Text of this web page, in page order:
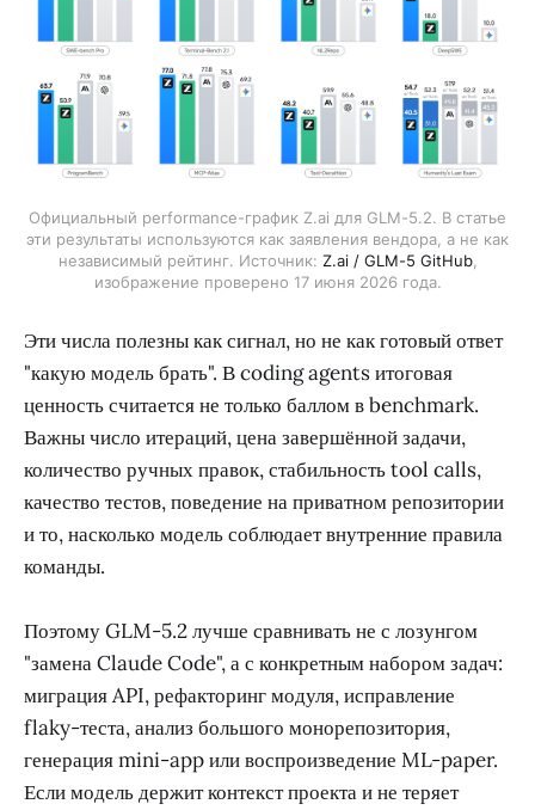
Официальный performance-график Z.ai для GLM-5.2. В статье
эти результаты используются как заявления вендора, а не как
независимый рейтинг. Источник: Z.ai / GLM-5 GitHub,
изображение проверено 17 июня 2026 года.
Эти числа полезны как сигнал, но не как готовый ответ
"какую модель брать". В coding agents итоговая
ценность считается не только баллом в benchmark.
Важны число итераций, цена завершённой задачи,
количество ручных правок, стабильность tool calls,
качество тестов, поведение на приватном репозитории
и то, насколько модель соблюдает внутренние правила
команды.
Поэтому GLM-5.2 лучше сравнивать не с лозунгом
"замена Claude Code", а с конкретным набором задач:
миграция API, рефакторинг модуля, исправление
flaky-теста, анализ большого монорепозитория,
генерация mini-app или воспроизведение ML-paper.
Если модель держит контекст проекта и не теряет